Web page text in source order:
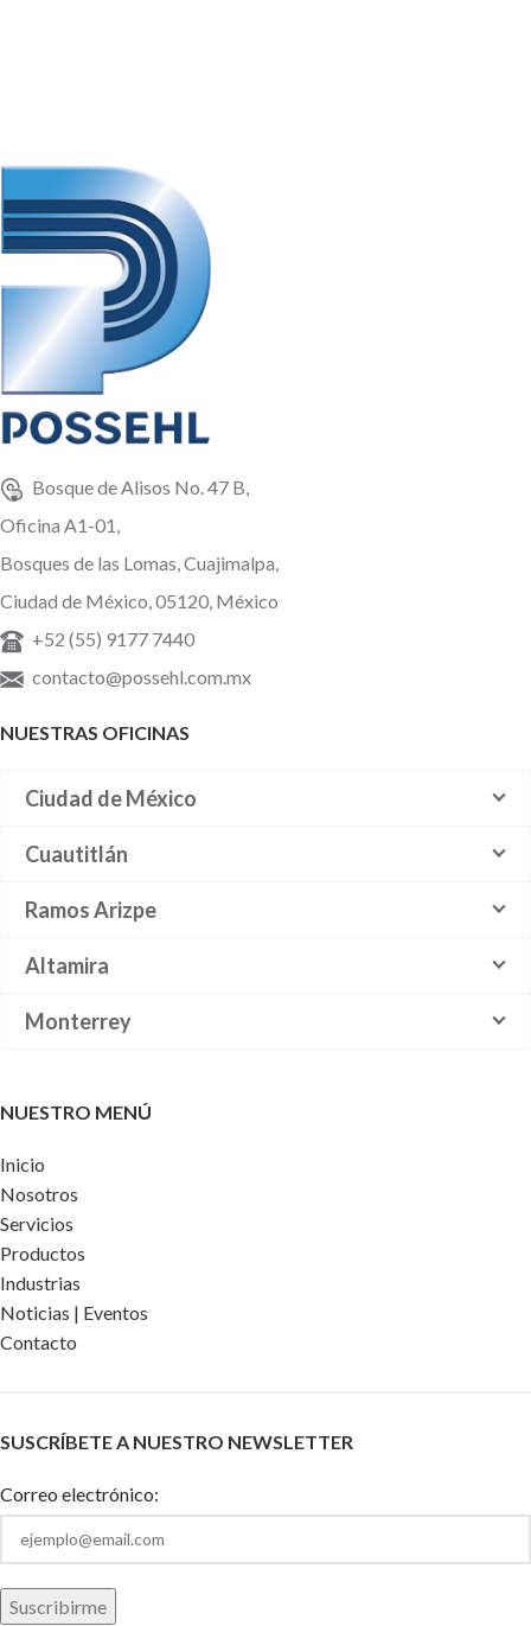
Bosque de Alisos No. 47 B,
Oficina A1-01,
Bosques de las Lomas, Cuajimalpa,
Ciudad de México, 05120, México
+52 (55) 9177 7440
contacto@possehl.com.mx
NUESTRAS OFICINAS
Ciudad de México
Cuautitlán
Ramos Arizpe
Altamira
Monterrey
NUESTRO MENÚ
Inicio
Nosotros
Servicios
Productos
Industrias
Noticias | Eventos
Contacto
SUSCRÍBETE A NUESTRO NEWSLETTER
Correo electrónico: